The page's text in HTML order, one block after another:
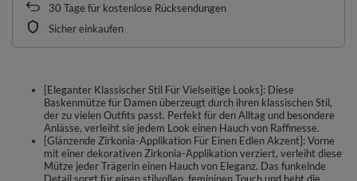
30 Tage für kostenlose Rücksendungen
Sicher einkaufen
[Eleganter Klassischer Stil Für Vielseitige Looks]: Diese
Baskenmütze für Damen überzeugt durch ihren klassischen Stil,
der zu vielen Outfits passt. Perfekt für den Alltag und besondere
Anlässe, verleiht sie jedem Look einen Hauch von Raffinesse.
[Glänzende Zirkonia-Applikation Für Einen Edlen Akzent]: Vorne
mit einer dekorativen Zirkonia-Applikation verziert, verleiht diese
Mütze jeder Trägerin einen Hauch von Eleganz. Das funkelnde